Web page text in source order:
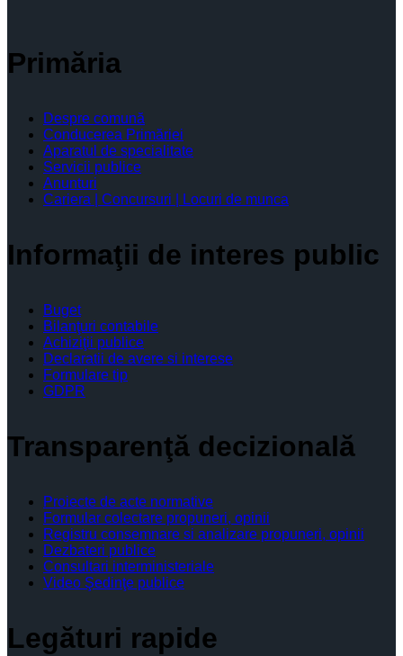
Primăria
Despre comună
Conducerea Primăriei
Aparatul de specialitate
Servicii publice
Anunturi
Cariera | Concursuri | Locuri de munca
Informaţii de interes public
Buget
Bilanţuri contabile
Achiziţii publice
Declaratii de avere si interese
Formulare tip
GDPR
Transparenţă decizională
Proiecte de acte normative
Formular colectare propuneri, opinii
Registru consemnare si analizare propuneri, opinii
Dezbateri publice
Consultari interministeriale
Video Şedinţe publice
Legături rapide